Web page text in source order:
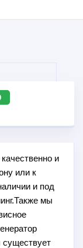
и
или к
и под
мы
существует